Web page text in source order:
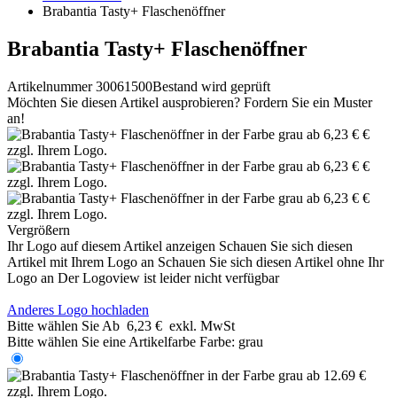
Brabantia Tasty+ Flaschenöffner
Brabantia Tasty+ Flaschenöffner
Artikelnummer 30061500Bestand wird geprüft
Möchten Sie diesen Artikel ausprobieren? Fordern Sie ein Muster
an!
Vergrößern
Ihr Logo auf diesem Artikel anzeigen Schauen Sie sich diesen
Artikel mit Ihrem Logo an Schauen Sie sich diesen Artikel ohne Ihr
Logo an Der Logoview ist leider nicht verfügbar
Anderes Logo hochladen
Bitte wählen Sie Ab 6,23 € exkl. MwSt
Bitte wählen Sie eine Artikelfarbe Farbe: grau